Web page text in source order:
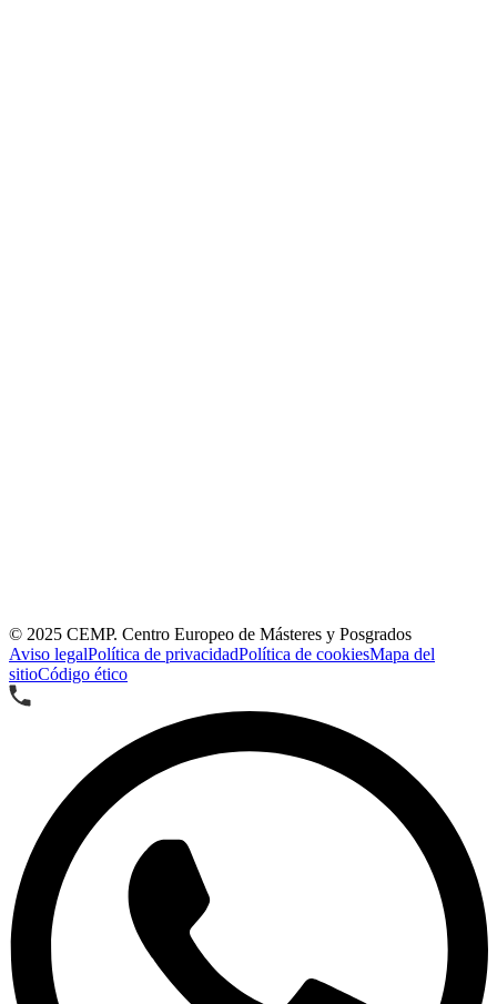
© 2025 CEMP. Centro Europeo de Másteres y Posgrados
Aviso legalPolítica de privacidadPolítica de cookiesMapa del
sitioCódigo ético